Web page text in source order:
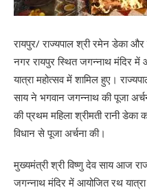
रायपुर/ राज्यपाल श्री रमेन डेका
नगर रायपुर स्थित जगन्नाथ मंदिर
यात्रा महोत्सव में शामिल हुए।
साय ने भगवान जगन्नाथ की पूजा
की प्रथम महिला श्रीमती रानी डेका
विधान से पूजा अर्चना की।
मुख्यमंत्री श्री विष्णु देव साय आज
जगन्नाथ मंदिर में आयोजित रथ